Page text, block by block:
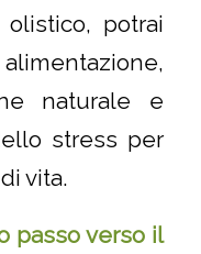
potrai
naturale e
stress per
vita.
passo verso il